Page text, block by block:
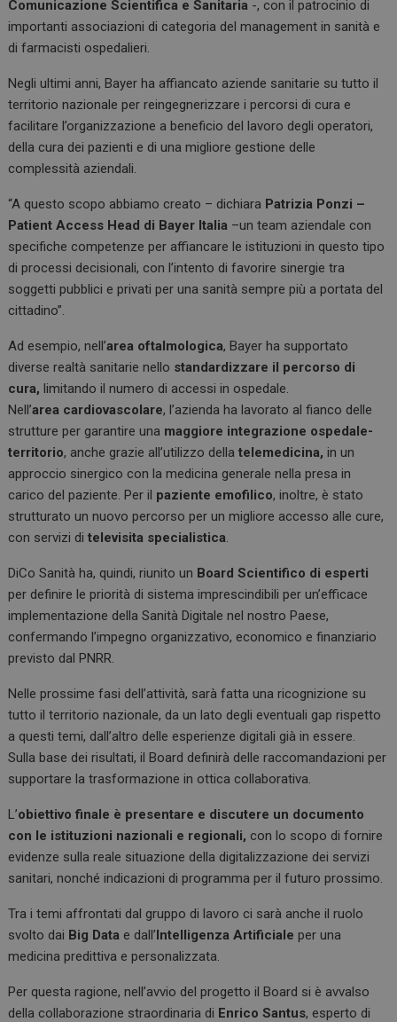
Comunicazione Scientifica e Sanitaria -, con il patrocinio di
importanti associazioni di categoria del management in sanità e
di farmacisti ospedalieri.
Negli ultimi anni, Bayer ha affiancato aziende sanitarie su tutto il
territorio nazionale per reingegnerizzare i percorsi di cura e
facilitare l’organizzazione a beneficio del lavoro degli operatori,
della cura dei pazienti e di una migliore gestione delle
complessità aziendali.
“A questo scopo abbiamo creato – dichiara Patrizia Ponzi –
Patient Access Head di Bayer Italia –un team aziendale con
specifiche competenze per affiancare le istituzioni in questo tipo
di processi decisionali, con l’intento di favorire sinergie tra
soggetti pubblici e privati per una sanità sempre più a portata del
cittadino”.
Ad esempio, nell’area oftalmologica, Bayer ha supportato
diverse realtà sanitarie nello standardizzare il percorso di
cura, limitando il numero di accessi in ospedale.
Nell’area cardiovascolare, l’azienda ha lavorato al fianco delle
strutture per garantire una maggiore integrazione ospedale-
territorio, anche grazie all’utilizzo dellatelemedicina, in un
approccio sinergico con la medicina generale nella presa in
carico del paziente. Per il paziente emofilico, inoltre, è stato
strutturato un nuovo percorso per un migliore accesso alle cure,
con servizi ditelevisita specialistica.
DiCo Sanità ha, quindi, riunito un Board Scientifico di esperti
per definire le priorità di sistema imprescindibili per un’efficace
implementazione della Sanità Digitale nel nostro Paese,
confermando l’impegno organizzativo, economico e finanziario
previsto dal PNRR.
Nelle prossime fasi dell’attività, sarà fatta una ricognizione su
tutto il territorio nazionale, da un lato degli eventuali gap rispetto
a questi temi, dall’altro delle esperienze digitali già in essere.
Sulla base dei risultati, il Board definirà delle raccomandazioni per
supportare la trasformazione in ottica collaborativa.
L’obiettivo finale è presentare e discutere un documento
con le istituzioni nazionali e regionali, con lo scopo di fornire
evidenze sulla reale situazione della digitalizzazione dei servizi
sanitari, nonché indicazioni di programma per il futuro prossimo.
Tra i temi affrontati dal gruppo di lavoro ci sarà anche il ruolo
svolto dai Big Data e dall’Intelligenza Artificiale per una
medicina predittiva e personalizzata.
Per questa ragione, nell’avvio del progetto il Board si è avvalso
della collaborazione straordinaria di Enrico Santus, esperto di